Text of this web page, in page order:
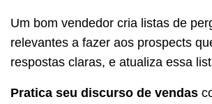
Um bom vendedor cria listas de
relevantes a fazer aos prospects
respostas claras, e atualiza essa
Pratica seu discurso de vendas